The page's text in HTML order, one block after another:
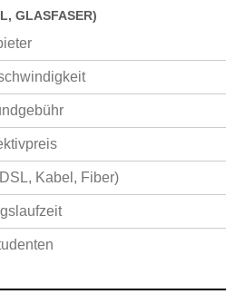
GLASFASER)
Kabel, Fiber)